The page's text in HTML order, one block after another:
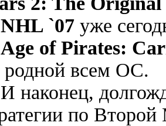
NHL `07 уже
Age of Pirates:
родной всем ОС.
наконец,
по